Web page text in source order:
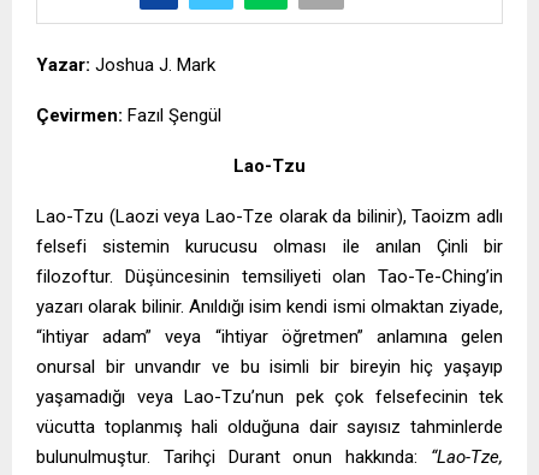
Yazar: Joshua J. Mark
Çevirmen: Fazıl Şengül
Lao-Tzu
Lao-Tzu (Laozi veya Lao-Tze olarak da bilinir), Taoizm adlı
felsefi sistemin kurucusu olması ile anılan Çinli bir
filozoftur. Düşüncesinin temsiliyeti olan Tao-Te-Ching’in
yazarı olarak bilinir. Anıldığı isim kendi ismi olmaktan ziyade,
“ihtiyar adam” veya “ihtiyar öğretmen” anlamına gelen
onursal bir unvandır ve bu isimli bir bireyin hiç yaşayıp
yaşamadığı veya Lao-Tzu’nun pek çok felsefecinin tek
vücutta toplanmış hali olduğuna dair sayısız tahminlerde
bulunulmuştur. Tarihçi Durant onun hakkında: “Lao-Tze,